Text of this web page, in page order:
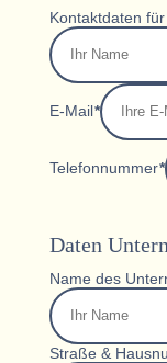
Kontaktdaten
E-Mail*
Telefonnummer*
Daten
Name des
Straße &